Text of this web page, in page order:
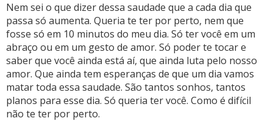
Nem sei o que dizer dessa saudade que a cada dia que
passa só aumenta. Queria te ter por perto, nem que
fosse só em 10 minutos do meu dia. Só ter você em um
abraço ou em um gesto de amor. Só poder te tocar e
saber que você ainda está aí, que ainda luta pelo nosso
amor. Que ainda tem esperanças de que um dia vamos
matar toda essa saudade. São tantos sonhos, tantos
planos para esse dia. Só queria ter você. Como é difícil
não te ter por perto.